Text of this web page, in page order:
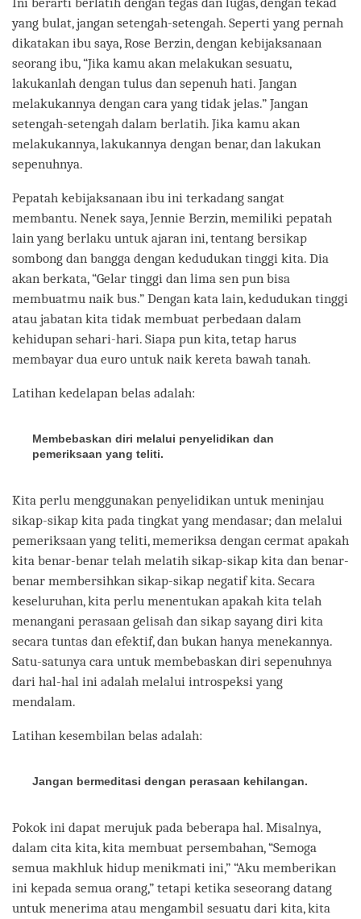
yang bulat, jangan setengah-setengah. Seperti yang pernah
dikatakan ibu saya, Rose Berzin, dengan kebijaksanaan
seorang ibu, “Jika kamu akan melakukan sesuatu,
lakukanlah dengan tulus dan sepenuh hati. Jangan
melakukannya dengan cara yang tidak jelas.” Jangan
setengah-setengah dalam berlatih. Jika kamu akan
melakukannya, lakukannya dengan benar, dan lakukan
sepenuhnya.
Pepatah kebijaksanaan ibu ini terkadang sangat
membantu. Nenek saya, Jennie Berzin, memiliki pepatah
lain yang berlaku untuk ajaran ini, tentang bersikap
sombong dan bangga dengan kedudukan tinggi kita. Dia
akan berkata, “Gelar tinggi dan lima sen pun bisa
membuatmu naik bus.” Dengan kata lain, kedudukan tinggi
atau jabatan kita tidak membuat perbedaan dalam
kehidupan sehari-hari. Siapa pun kita, tetap harus
membayar dua euro untuk naik kereta bawah tanah.
Latihan kedelapan belas adalah:
Membebaskan diri melalui penyelidikan dan
pemeriksaan yang teliti.
Kita perlu menggunakan penyelidikan untuk meninjau
sikap-sikap kita pada tingkat yang mendasar; dan melalui
pemeriksaan yang teliti, memeriksa dengan cermat apakah
kita benar-benar telah melatih sikap-sikap kita dan benar-
benar membersihkan sikap-sikap negatif kita. Secara
keseluruhan, kita perlu menentukan apakah kita telah
menangani perasaan gelisah dan sikap sayang diri kita
secara tuntas dan efektif, dan bukan hanya menekannya.
Satu-satunya cara untuk membebaskan diri sepenuhnya
dari hal-hal ini adalah melalui introspeksi yang
mendalam.
Latihan kesembilan belas adalah:
Jangan bermeditasi dengan perasaan kehilangan.
Pokok ini dapat merujuk pada beberapa hal. Misalnya,
dalam cita kita, kita membuat persembahan, “Semoga
semua makhluk hidup menikmati ini,” “Aku memberikan
ini kepada semua orang,” tetapi ketika seseorang datang
untuk menerima atau mengambil sesuatu dari kita, kita